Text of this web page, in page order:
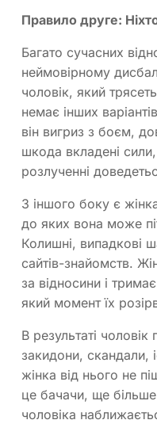
Правило друге:
Багато сучасних
неймовірному
чоловік, який
немає інших
він вигриз з боєм,
шкода вкладені
розлученні
З іншого боку є
до яких вона може
Колишні, випадкові
сайтів-знайомств.
за відносини і
який момент їх
В результаті чоловік
закидони, скандали,
жінка від нього не
це бачачи, ще
чоловіка